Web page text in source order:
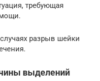
требующая
разрыв шейки
выделений